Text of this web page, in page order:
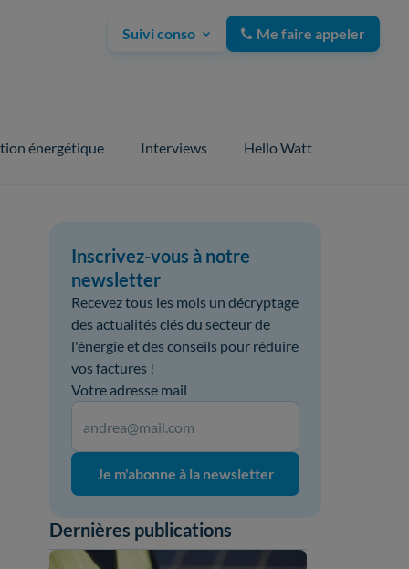
Suivi conso Me faire appeler
énergétique Interviews Hello Watt
Inscrivez-vous à notre
newsletter
Recevez tous les mois un décryptage
des actualités clés du secteur de
l'énergie et des conseils pour réduire
vos factures !
Votre adresse mail
Je m'abonne à la newsletter
Dernières publications